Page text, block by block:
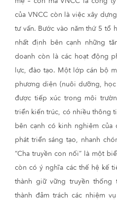
của VNCC còn là việc xây
tư vấn. Bước vào năm thứ 5 tổ
nhất định bên cạnh những
doanh còn là các hoạt động
lực, đào tạo. Một lớp cán bộ
phương diện (nuôi dưỡng,
được tiếp xúc trong môi
triển kiến trúc, có nhiều thông
bên cạnh có kinh nghiệm
phát triển sáng tạo, nhanh
“Cha truyền con nối” là một
còn có ý nghĩa các thế hệ kế
thành giữ vững truyền thống
thành đảm trách các nhiệm